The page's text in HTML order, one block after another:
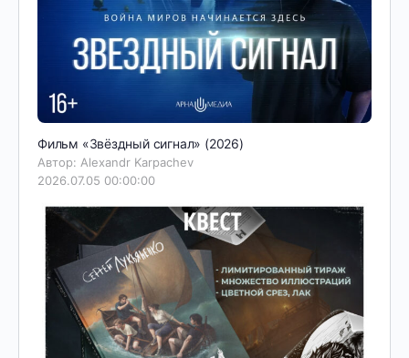
Фильм «Звёздный сигнал» (2026)
Автор: Alexandr Karpachev
2026.07.05 00:00:00